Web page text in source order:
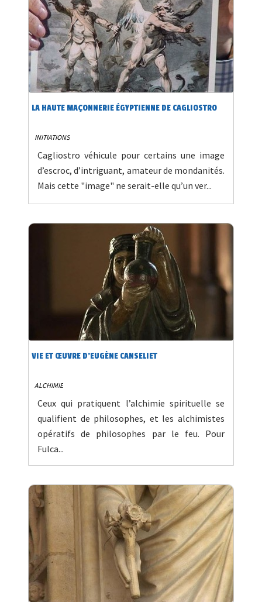
LA HAUTE MAÇONNERIE ÉGYPTIENNE DE CAGLIOSTRO
INITIATIONS
Cagliostro véhicule pour certains une image
d’escroc, d’intriguant, amateur de mondanités.
Mais cette "image" ne serait-elle qu’un ver...
VIE ET ŒUVRE D’EUGÈNE CANSELIET
ALCHIMIE
Ceux qui pratiquent l’alchimie spirituelle se
qualifient de philosophes, et les alchimistes
opératifs de philosophes par le feu. Pour
Fulca...